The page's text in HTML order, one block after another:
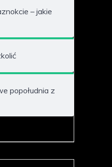
– jakie
popołudnia z